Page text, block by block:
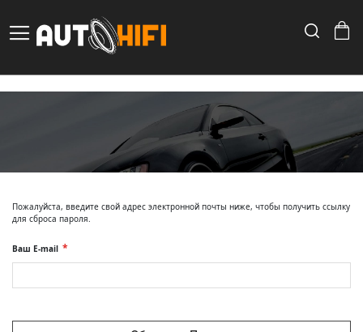
Skip
to
Пожалуйста, введите свой адрес электронной почты ниже, чтобы получить ссылку
для сброса пароля.
Ваш E-mail